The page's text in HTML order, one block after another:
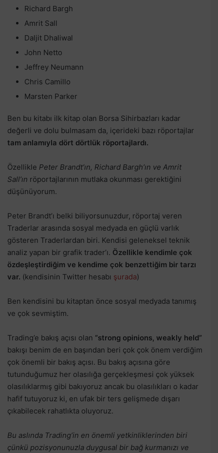
Richard Bargh
Amrit Sall
Daljit Dhaliwal
John Netto
Jeffrey Neumann
Chris Camillo
Marsten Parker
Ben bu kitabı ilk kitap olan Borsa Sihirbazları kadar
değerli ve dolu bulmasam da, içerideki bazı röportajlar
tam anlamıyla dört dörtlük röportajlardı.
Özellikle Peter Brandt’ın, Richard Bargh’ın ve Amrit
Sall’ın röportajlarının mutlaka okunması gerektiğini
düşünüyorum.
Peter Brandt’ı belki biliyorsunuzdur, röportaj veren
Traderlar arasında sosyal medyada en güçlü varlık
gösteren Traderlardan biri. Kendisi geleneksel teknik
analiz yapan bir grafik trader’ı. Özellikle kendimle çok
özdeşleştirdiğim ve kendime çok benzettiğim bir tarzı
var. (kendisinin Twitter hesabı şurada)
Ben kendisini bu kitaptan önce sosyal medyada tanımış
ve çok sevmiştim.
Trading’e bakış açısı olan “strong opinions, weakly held”
bakışı benim de en başından beri çok çok önem verdiğim
çok önemli bir bakış açısı. Bu bakış açısına göre
tutunduğumuz her olasılığa gerçekleşmesi çok yüksek
olasılıklarmış gibi bakıyoruz ancak bu olasılıkları o kadar
hafif tutuyoruz ki, en ufak bir ters gelişmede dışarı
çıkabilecek rahatlıkta oluyoruz.
Bu aslında Trading’in en önemli yetkinliklerinden biri
çünkü pozisyonunuzla duygusal bir bağ kurmanızı ve